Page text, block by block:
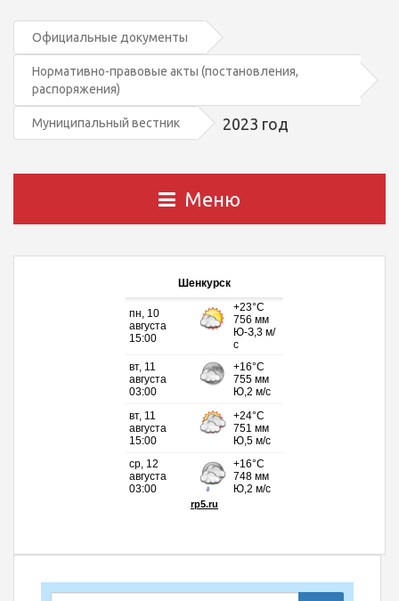
Официальные документы
Нормативно-правовые акты (постановления,
распоряжения)
Муниципальный вестник 2023 год
Меню
Шенкурск